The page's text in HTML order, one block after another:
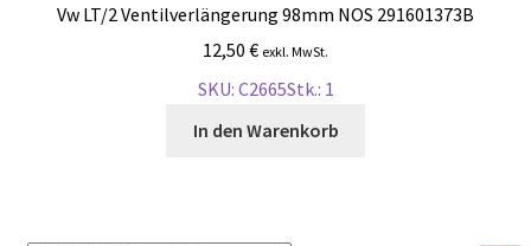
Vw LT/2 Ventilverlängerung 98mm NOS 291601373B
12,50 € exkl. MwSt.
SKU: C2665Stk.: 1
In den Warenkorb